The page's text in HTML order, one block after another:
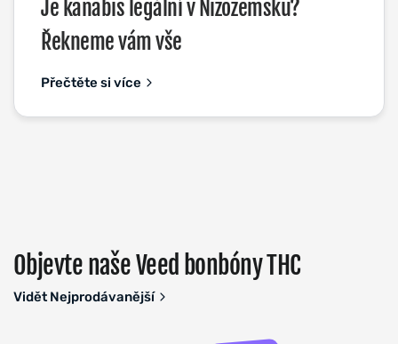
Je kanabis legální v Nizozemsku?
Řekneme vám vše
Přečtěte si více
Objevte naše Veed bonbóny THC
Vidět Nejprodávanější